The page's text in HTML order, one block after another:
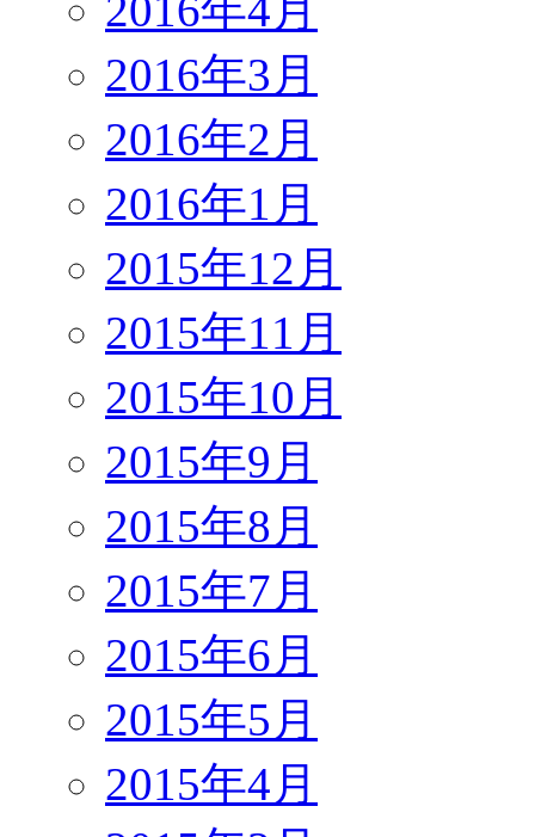
2016年4月
2016年3月
2016年2月
2016年1月
2015年12月
2015年11月
2015年10月
2015年9月
2015年8月
2015年7月
2015年6月
2015年5月
2015年4月